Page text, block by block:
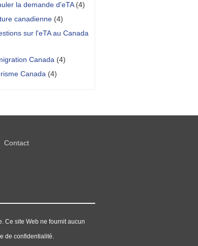
la demande d'eTA(4)
canadienne (4)
sur l'eTA au Canada
Canada (4)
Canada (4)
Contact
Ce site Web ne fournit aucun
de confidentialité.